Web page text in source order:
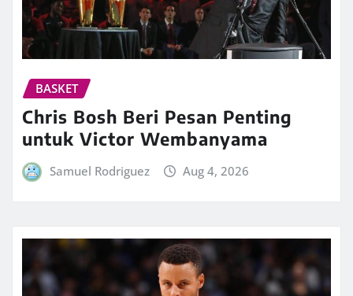
BASKET
Chris Bosh Beri Pesan Penting
untuk Victor Wembanyama
Samuel Rodriguez Aug 4, 2026